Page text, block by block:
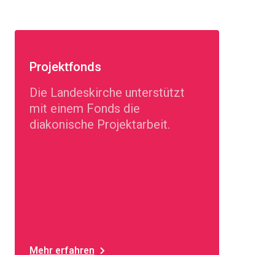
Projektfonds
Die Landeskirche unterstützt
mit einem Fonds die
diakonische Projektarbeit.
Mehr erfahren